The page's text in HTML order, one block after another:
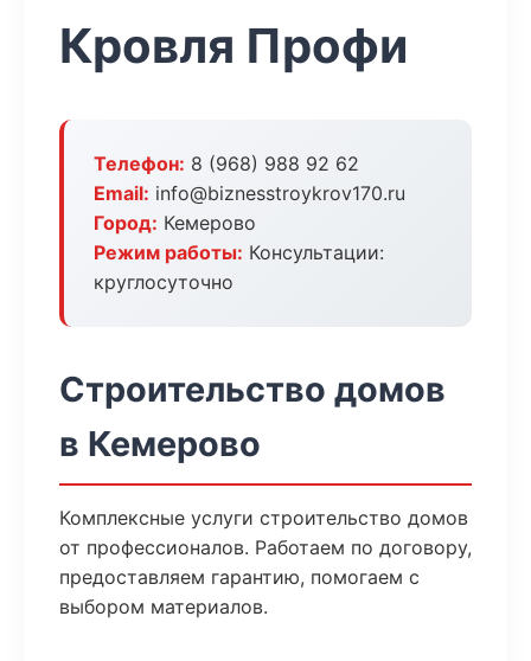
Кровля Профи
Телефон: 8 (968) 988 92 62
Email: info@biznesstroykrov170.ru
Город: Кемерово
Режим работы: Консультации:
круглосуточно
Строительство домов
в Кемерово
Комплексные услуги строительство домов
от профессионалов. Работаем по договору,
предоставляем гарантию, помогаем с
выбором материалов.